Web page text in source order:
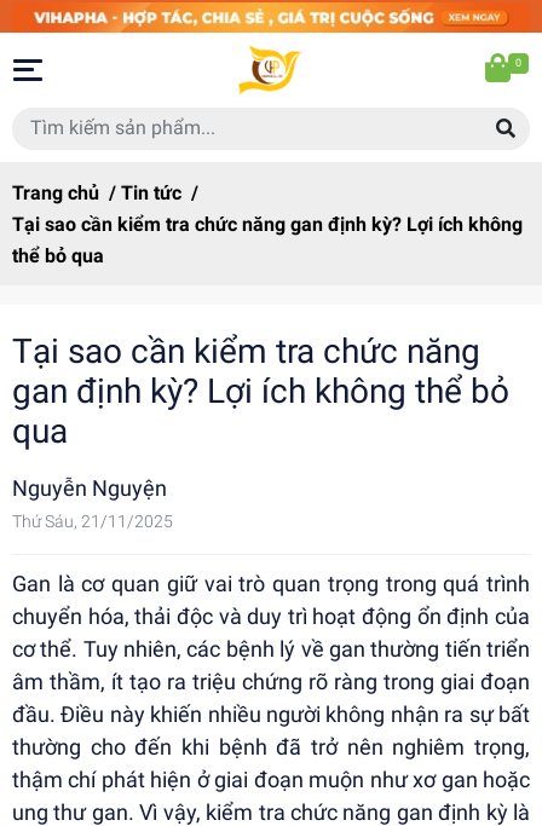
0
Trang chủ / Tin tức /
Tại sao cần kiểm tra chức năng gan định kỳ? Lợi ích không
thể bỏ qua
Tại sao cần kiểm tra chức năng
gan định kỳ? Lợi ích không thể bỏ
qua
Nguyễn Nguyện
Thứ Sáu, 21/11/2025
Gan là cơ quan giữ vai trò quan trọng trong quá trình
chuyển hóa, thải độc và duy trì hoạt động ổn định của
cơ thể. Tuy nhiên, các bệnh lý về gan thường tiến triển
âm thầm, ít tạo ra triệu chứng rõ ràng trong giai đoạn
đầu. Điều này khiến nhiều người không nhận ra sự bất
thường cho đến khi bệnh đã trở nên nghiêm trọng,
thậm chí phát hiện ở giai đoạn muộn như xơ gan hoặc
ung thư gan. Vì vậy, kiểm tra chức năng gan định kỳ là